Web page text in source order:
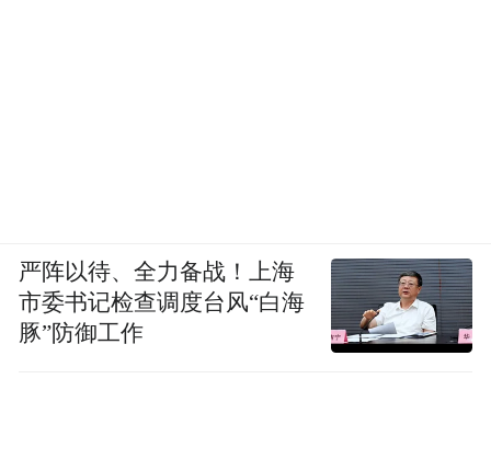
严阵以待、全力备战！上海
市委书记检查调度台风“白海
豚”防御工作